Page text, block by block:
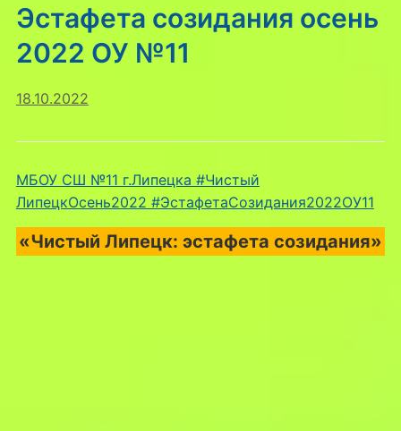
Эстафета созидания осень
2022 ОУ №11
18.10.2022
МБОУ СШ №11 г.Липецка #Чистый
ЛипецкОсень2022 #ЭстафетаСозидания2022OУ11
«Чистый Липецк: эстафета созидания»